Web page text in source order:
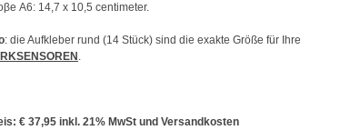
A6: 14,7 x 10,5 centimeter.
: die Aufkleber rund (14 Stück) sind die exakte Größe für Ihre
.
€ 37,95 inkl. 21% MwSt und Versandkosten